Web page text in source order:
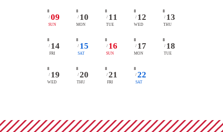
8
/ 09
SUN
8
/ 10
MON
8
/ 11
TUE
8
/ 12
WED
8
/ 13
THU
8
/ 14
FRI
8
/ 15
SAT
8
/ 16
SUN
8
/ 17
MON
8
/ 18
TUE
8
/ 19
WED
8
/ 20
THU
8
/ 21
FRI
8
/ 22
SAT